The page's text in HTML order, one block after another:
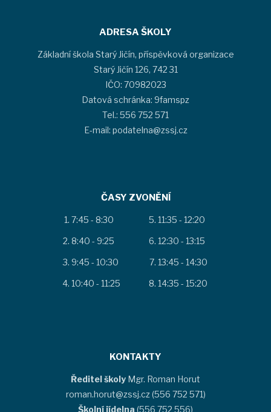
ADRESA ŠKOLY
Základní škola Starý Jičín, příspěvková organizace
Starý Jičín 126, 742 31
IČO: 70982023
Datová schránka: 9famspz
Tel.: 556 752 571
E-mail: podatelna@zssj.cz
ČASY ZVONĚNÍ
7:45 - 8:30
8:40 - 9:25
9:45 - 10:30
10:40 - 11:25
11:35 - 12:20
12:30 - 13:15
13:45 - 14:30
14:35 - 15:20
KONTAKTY
Ředitel školy Mgr. Roman Horut
roman.horut@zssj.cz (556 752 571)
Školní jídelna (556 752 556)